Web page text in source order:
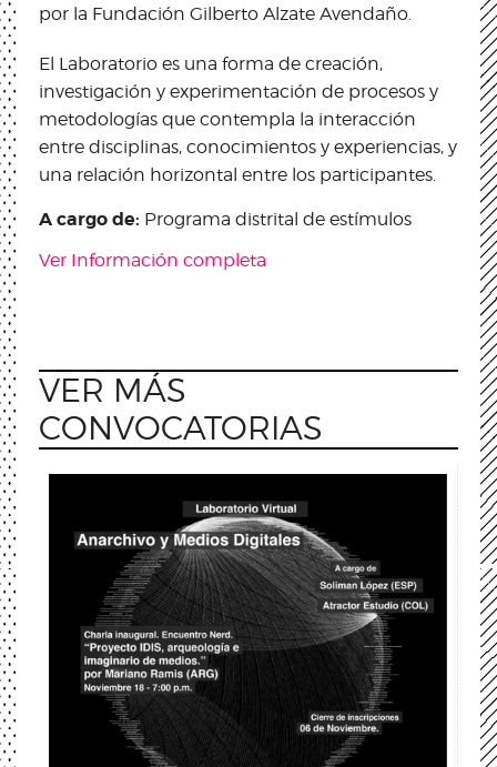
por la Fundación Gilberto Alzate Avendaño.
El Laboratorio es una forma de creación,
investigación y experimentación de procesos y
metodologías que contempla la interacción
entre disciplinas, conocimientos y experiencias, y
una relación horizontal entre los participantes.
A cargo de: Programa distrital de estímulos
Ver Información completa
VER MÁS
CONVOCATORIAS